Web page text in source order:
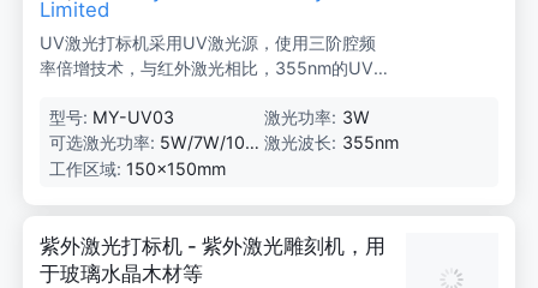
Limited
UV激光打标机采用UV激光源，使用三阶腔频
率倍增技术，与红外激光相比，355nm的UV
了材料的分子链中断，显著降低了机械变形和
温度变形，特别适合食品、药品包装材料标
记、微加工、高速玻璃打标、复杂图形硅片打
型号: MY-UV03 激光功率: 3W
可选激光功率: 5W/7W/10
W
激光波长: 355nm
工作区域: 150×150mm
紫外激光打标机 - 紫外激光雕刻机，用
于玻璃水晶木材等